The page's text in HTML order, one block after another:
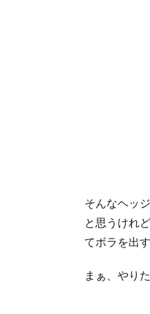
そんなヘッ
と思うけれ
てボラを出
まぁ、やり